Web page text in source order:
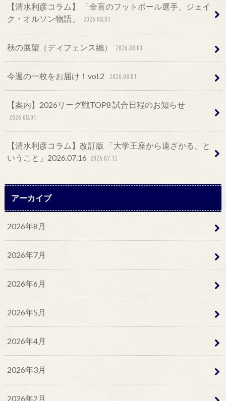
【清水利彦コラム】 「全盲のフットボール選手、ジェイ
ク・オルソン物語」
2026.08.01
秋の展望（ディフェンス編） 2026.08.01
今週の一枚をお届け！vol.2 2026.08.01
【案内】2026リーグ戦TOP8 試合日程のお知らせ
2026.08.01
【清水利彦コラム】改訂版 「大学王座から遠ざかる、と
いうこと」2026.07.16 2026.07.15
アーカイブ
2026年8月
2026年7月
2026年6月
2026年5月
2026年4月
2026年3月
2026年2月